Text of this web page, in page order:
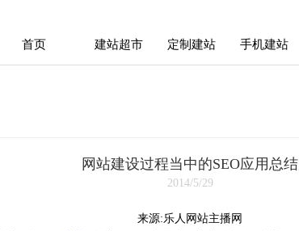
手机建站
手机建站
定制建站
定制建站
建站超市
建站超市
首页
首页
网站建设过程当中的SEO应用总结
2014/5/29
来源:乐人网站主播网